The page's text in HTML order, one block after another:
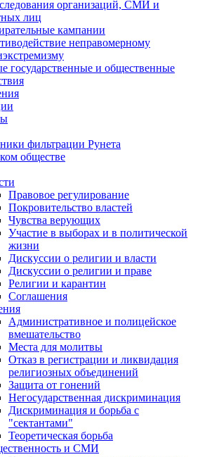
организаций, СМИ и
лиц
кампании
неправомерному
государственные и общественные
фильтрации Рунета
обществе
Правовое регулирование
Покровительство властей
Чувства верующих
Участие в выборах и в политической
жизни
Дискуссии о религии и власти
Дискуссии о религии и праве
Религии и карантин
Соглашения
Административное и полицейское
вмешательство
Места для молитвы
Отказ в регистрации и ликвидация
религиозных объединений
Защита от гонений
Негосударственная дискриминация
Дискриминация и борьба с
"сектантами"
Теоретическая борьба
и СМИ